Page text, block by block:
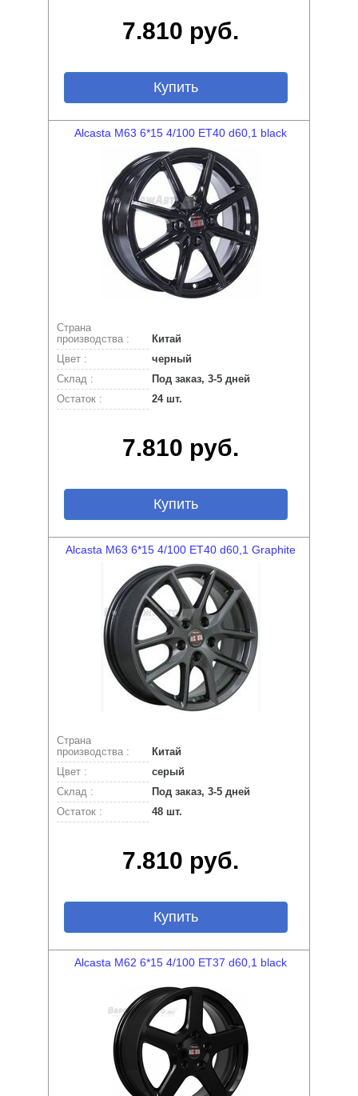
7.810 руб.
Купить
Alcasta M63 6*15 4/100 ET40 d60,1 black
Страна
производства :
Китай
Цвет :
черный
Склад :
Под заказ, 3-5 дней
Остаток :
24 шт.
7.810 руб.
Купить
Alcasta M63 6*15 4/100 ET40 d60,1 Graphite
Страна
производства :
Китай
Цвет :
серый
Склад :
Под заказ, 3-5 дней
Остаток :
48 шт.
7.810 руб.
Купить
Alcasta M62 6*15 4/100 ET37 d60,1 black